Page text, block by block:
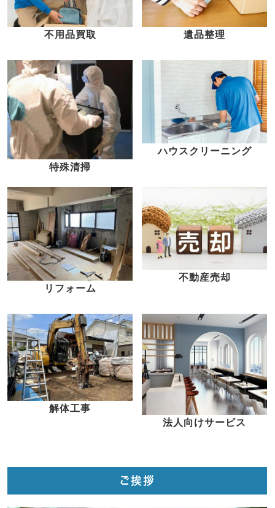
不用品買取 遺品整理
特殊清掃
ハウスクリーニング
リフォーム
不動産売却
解体工事
法人向けサービス
ご挨拶